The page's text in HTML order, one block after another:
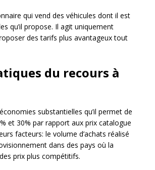
qui vend des véhicules dont il est
qu’il propose. Il agit uniquement
des tarifs plus avantageux tout
du recours à
substantielles qu’il permet de
et 30% par rapport aux prix catalogue
facteurs: le volume d’achats réalisé
dans des pays où la
prix plus compétitifs.